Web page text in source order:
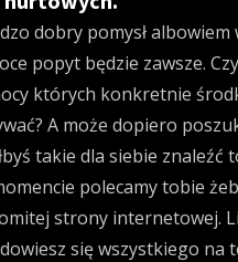
dobry pomysł
popyt będzie zawsze.
których konkretnie
A może dopiero
takie dla siebie
polecamy tobie
strony internetowej.
dowiesz się wszystkiego